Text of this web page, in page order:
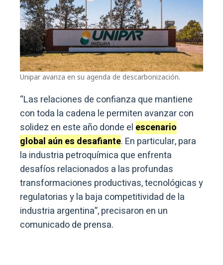
Unipar avanza en su agenda de descarbonización.
“Las relaciones de confianza que mantiene
con toda la cadena le permiten avanzar con
solidez en este año donde el escenario
global aún es desafiante. En particular, para
la industria petroquímica que enfrenta
desafíos relacionados a las profundas
transformaciones productivas, tecnológicas y
regulatorias y la baja competitividad de la
industria argentina”, precisaron en un
comunicado de prensa.